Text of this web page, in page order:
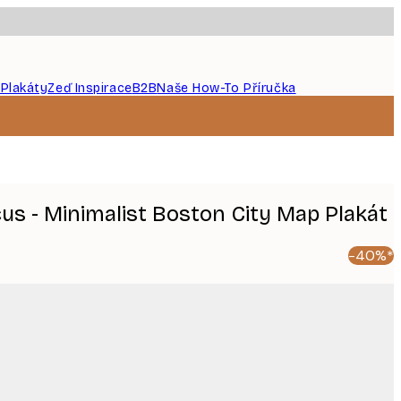
Zeď InspiraceB2BNaše How-To Příručka
- Minimalist Boston City Map Plakát
-40%*